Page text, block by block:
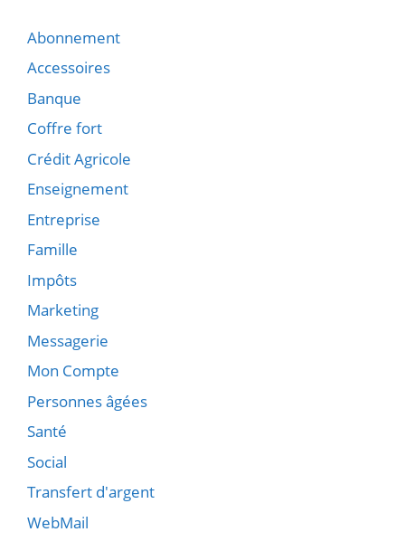
Abonnement
Accessoires
Banque
Coffre fort
Crédit Agricole
Enseignement
Entreprise
Famille
Impôts
Marketing
Messagerie
Mon Compte
Personnes âgées
Santé
Social
Transfert d'argent
WebMail